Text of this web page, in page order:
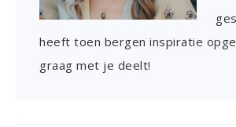
heeft toen bergen inspiratie
graag met je deelt!